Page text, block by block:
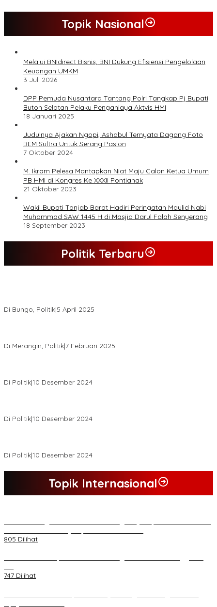
Topik Nasional
Melalui BNIdirect Bisnis, BNI Dukung Efisiensi Pengelolaan
Keuangan UMKM
3 Juli 2026
DPP Pemuda Nusantara Tantang Polri Tangkap Pj Bupati
Buton Selatan Pelaku Penganiaya Aktvis HMI
18 Januari 2025
Judulnya Ajakan Ngopi, Ashabul Ternyata Dagang Foto
BEM Sultra Untuk Serang Paslon
7 Oktober 2024
M. Ikram Pelesa Mantapkan Niat Maju Calon Ketua Umum
PB HMI di Kongres Ke XXXII Pontianak
21 Oktober 2023
Wakil Bupati Tanjab Barat Hadiri Peringatan Maulid Nabi
Muhammad SAW 1445 H di Masjid Darul Falah Senyerang
18 September 2023
Politik Terbaru
Di Bungo, Politik|5 April 2025
Di Merangin, Politik|7 Februari 2025
Di Politik|10 Desember 2024
Di Politik|10 Desember 2024
Di Politik|10 Desember 2024
Topik Internasional
805 Dilihat
747 Dilihat